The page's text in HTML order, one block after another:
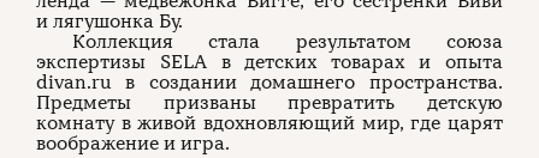
и лягушонка Бу.
Коллекция стала результатом союза
экспертизы SELA в детских товарах и опыта
divan.ru в создании домашнего пространства.
Предметы призваны превратить детскую
комнату в живой вдохновляющий мир, где царят
воображение и игра.